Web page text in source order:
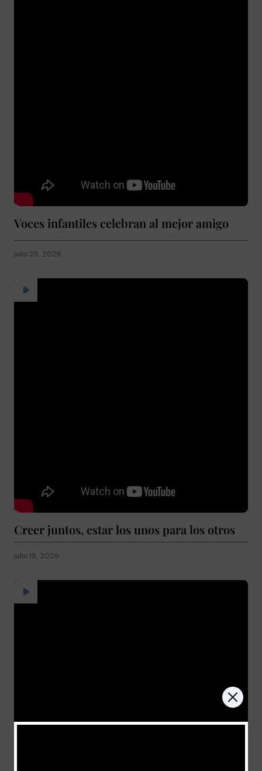
Voces infantiles celebran al mejor amigo
julio 25, 2026
Creer juntos, estar los unos para los otros
julio 18, 2026